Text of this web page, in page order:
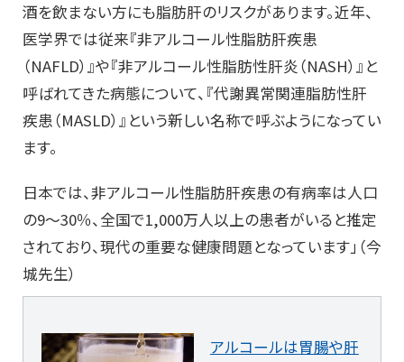
酒を飲まない方にも脂肪肝のリスクがあります。近年、
医学界では従来『非アルコール性脂肪肝疾患
（NAFLD）』や『非アルコール性脂肪性肝炎（NASH）』と
呼ばれてきた病態について、『代謝異常関連脂肪性肝
疾患（MASLD）』という新しい名称で呼ぶようになってい
ます。
日本では、非アルコール性脂肪肝疾患の有病率は人口
の9～30％、全国で1,000万人以上の患者がいると推定
されており、現代の重要な健康問題となっています」（今
城先生）
アルコールは胃腸や肝